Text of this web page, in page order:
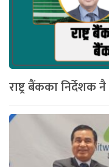
राष्ट्र बैंकका निर्देशक